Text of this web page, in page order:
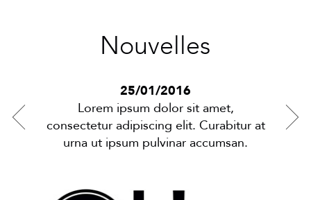
Nouvelles
at
25/01/2016
Lorem ipsum dolor sit amet,
consectetur adipiscing elit. Curabitur at
urna ut ipsum pulvinar accumsan.